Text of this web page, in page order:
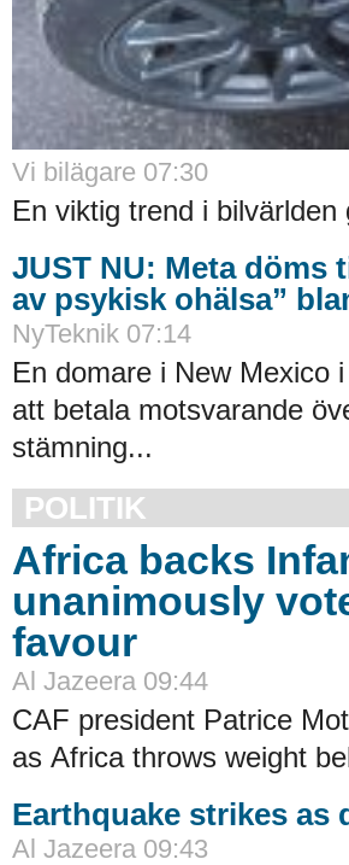
Vi bilägare 07:30
En viktig trend i
JUST NU: Meta
av psykisk ohälsa”
NyTeknik 07:14
En domare i New Mexico
att betala motsvarande
stämning...
POLITIK
Africa backs
unanimously
favour
Al Jazeera 09:44
CAF president Patrice
as Africa throws weight
Earthquake strikes
Al Jazeera 09:43